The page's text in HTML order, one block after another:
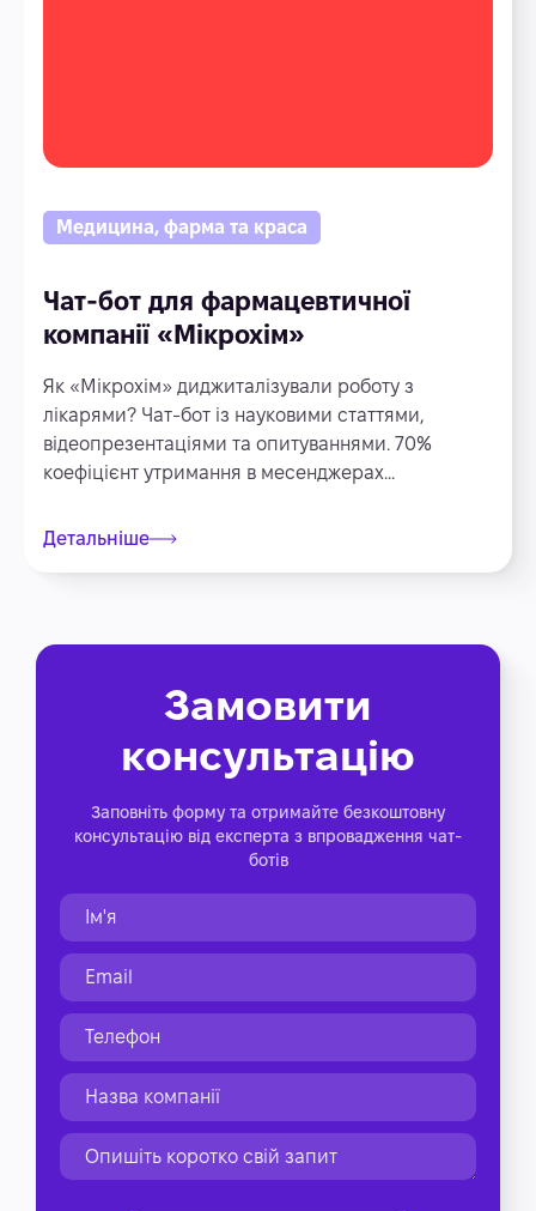
Медицина, фарма та краса
Чат-бот для фармацевтичної
компанії «Мікрохім»
Як «Мікрохім» диджиталізували роботу з
лікарями? Чат-бот із науковими статтями,
відеопрезентаціями та опитуваннями. 70%
коефіцієнт утримання в месенджерах...
Детальніше
Замовити
консультацію
Заповніть форму та отримайте безкоштовну
консультацію від експерта з впровадження чат-
ботів